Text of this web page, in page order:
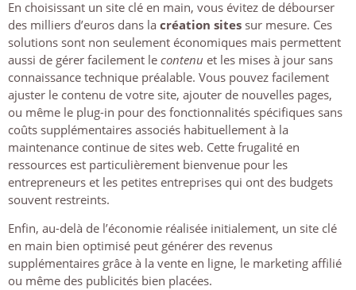
En choisissant un site clé en main, vous évitez de débourser
des milliers d’euros dans la création sites sur mesure. Ces
solutions sont non seulement économiques mais permettent
aussi de gérer facilement le contenu et les mises à jour sans
connaissance technique préalable. Vous pouvez facilement
ajuster le contenu de votre site, ajouter de nouvelles pages,
ou même le plug-in pour des fonctionnalités spécifiques sans
coûts supplémentaires associés habituellement à la
maintenance continue de sites web. Cette frugalité en
ressources est particulièrement bienvenue pour les
entrepreneurs et les petites entreprises qui ont des budgets
souvent restreints.
Enfin, au-delà de l’économie réalisée initialement, un site clé
en main bien optimisé peut générer des revenus
supplémentaires grâce à la vente en ligne, le marketing affilié
ou même des publicités bien placées.